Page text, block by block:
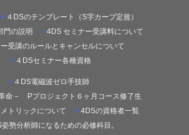
４DSのテンプレート（S字カーブ定規）
門の説明
4DS セミナー受講料について
受講のルールとキャンセルについて
４DSセミナー各種資格
４DS電磁波ゼロ手技師
命－ Pプロジェクト６ヶ月コース修了生
トリックについて
4DSの資格者一覧
姿勢分析師になるための必修科目。